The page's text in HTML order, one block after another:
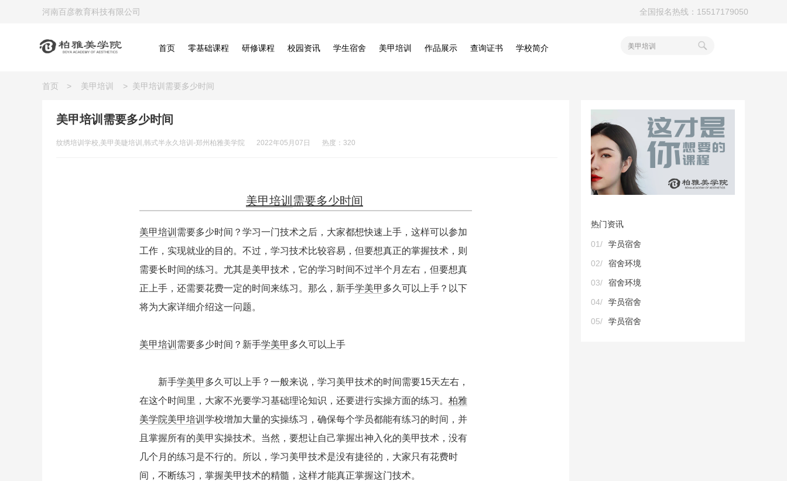
河南百彦教育科技有限公司 全国报名热线：15517179050
首页 零基础课程 研修课程 校园资讯 学生宿舍 美甲培训 作品展示 查询证书 学校简介 美甲培训
首页 > 美甲培训 > 美甲培训需要多少时间
美甲培训需要多少时间
纹绣培训学校,美甲美睫培训,韩式半永久培训-郑州柏雅美学院 2022年05月07日 热度：320
美甲培训 需要多少时间
美甲培训 需要多少时间？学习一门技术之后，大家都想快速上手，这样可以参加
工作，实现就业的目的。不过，学习技术比较容易，但要想真正的掌握技术，则
需要长时间的练习。尤其是美甲技术，它的学习时间不过半个月左右，但要想真
正上手，还需要花费一定的时间来练习。那么，新手学美甲 多久可以上手？以下
将为大家详细介绍这一问题。
美甲培训 需要多少时间？新手学美甲 多久可以上手
新手学美甲 多久可以上手？一般来说，学习美甲技术的时间需要15天左右，
在这个时间里，大家不光要学习基础理论知识，还要进行实操方面的练习。 柏雅
美学院美甲培训 学校增加大量的实操练习，确保每个学员都能有练习的时间，并
且掌握所有的美甲实操技术。当然，要想让自己掌握出神入化的美甲技术，没有
几个月的练习是不行的。所以，学习美甲技术是没有捷径的，大家只有花费时
间，不断练习，掌握美甲技术的精髓，这样才能真正掌握这门技术。
热门资讯
01/ 学员宿舍
02/ 宿舍环境
03/ 宿舍环境
04/ 学员宿舍
05/ 学员宿舍